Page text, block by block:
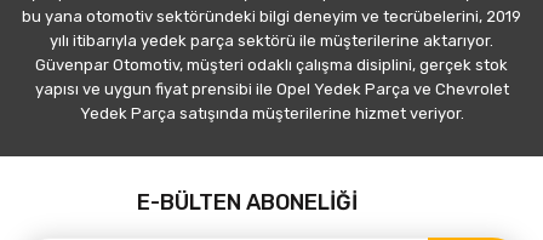
bu yana otomotiv sektöründeki bilgi deneyim ve tecrübelerini, 2019
yılı itibarıyla yedek parça sektörü ile müşterilerine aktarıyor.
Güvenpar Otomotiv, müşteri odaklı çalışma disiplini, gerçek stok
yapısı ve uygun fiyat prensibi ile Opel Yedek Parça ve Chevrolet
Yedek Parça satışında müşterilerine hizmet veriyor.
E-BÜLTEN ABONELİĞİ